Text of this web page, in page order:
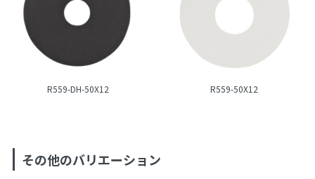
R559-DH-50X12 R559-50X12
その他のバリエーション